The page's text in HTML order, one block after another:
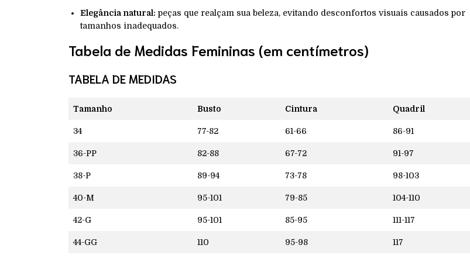
Elegância natural: peças que realçam sua beleza, evitando desconfortos visuais causados por
tamanhos inadequados.
Tabela de Medidas Femininas (em centímetros)
TABELA DE MEDIDAS
Tamanho Busto Cintura Quadril
34 77-82 61-66 86-91
36-PP 82-88 67-72 91-97
38-P 89-94 73-78 98-103
40-M 95-101 79-85 104-110
42-G 95-101 85-95 111-117
44-GG 110 95-98 117